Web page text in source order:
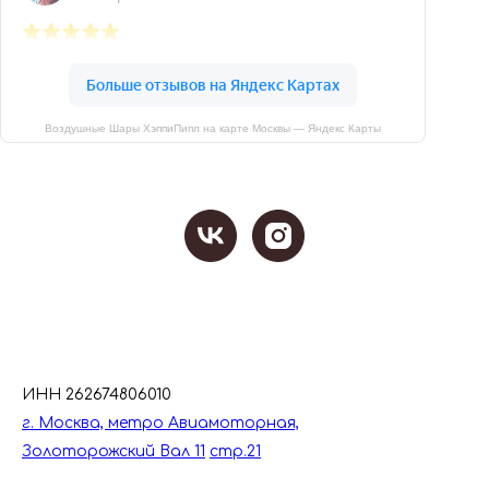
Воздушные Шары ХэппиПипл на карте Москвы — Яндекс Карты
ИНН 262674806010
г. Москва, метро Авиамоторная,
Золоторожский Вал 11 стр.21